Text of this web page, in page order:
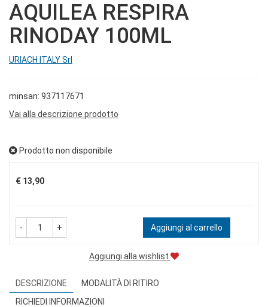
AQUILEA RESPIRA
RINODAY 100ML
URIACH ITALY Srl
minsan: 937117671
Vai alla descrizione prodotto
Prodotto non disponibile
Prezzo
€ 13,90
- + Aggiungi al carrello
Aggiungi alla wishlist
DESCRIZIONE
MODALITÀ DI RITIRO
RICHIEDI INFORMAZIONI